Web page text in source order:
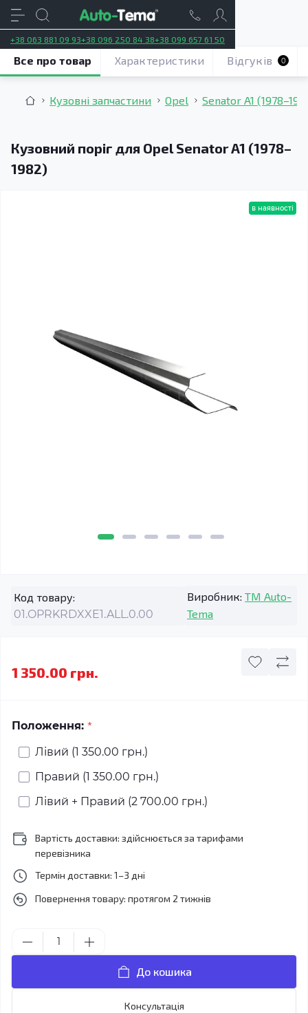
+38 063 881 09 93+38 096 250 84 38+38 099 657 61 50
Кузовні запчастини Opel Senator A1
Кузовний поріг для Opel Senator A1 (1978–
1982)
Все про товар Характеристики Відгуків 0
в наявності
Код товару:
01.OPRKRDXXE1.ALL.0.00
Виробник: TM Auto-
Tema
1 350.00 грн.
Положення: *
Лівий (1 350.00 грн.)
Правий (1 350.00 грн.)
Лівий + Правий (2 700.00 грн.)
Вартість доставки: здійснюється за тарифами
перевізника
Термін доставки: 1–3 дні
Повернення товару: протягом 2 тижнів
До кошика
Консультація